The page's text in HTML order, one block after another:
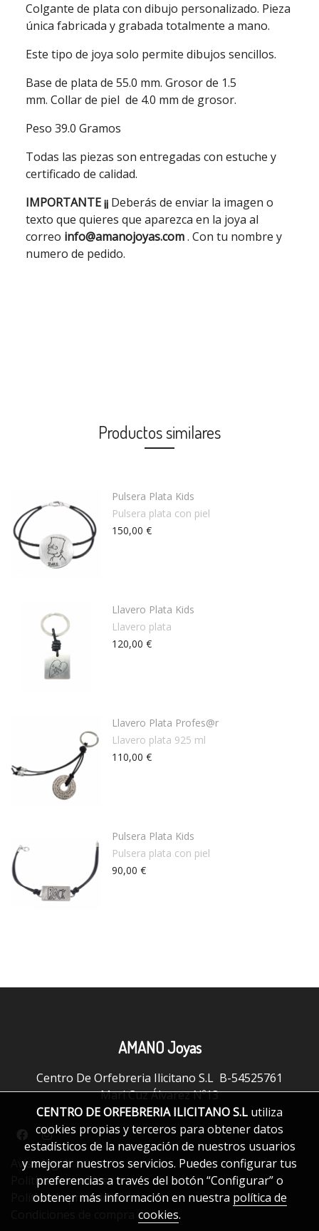
Colgante de plata con dibujo personalizado. Pieza
única fabricada y grabada totalmente a mano.
Este tipo de joya solo permite dibujos sencillos.
Base de plata de 55.0 mm. Grosor de 1.5
mm. Collar de piel de 4.0 mm de grosor.
Peso 39.0 Gramos
Todas las piezas son entregadas con estuche y
certificado de calidad.
IMPORTANTE ¡¡Deberás de enviar la imagen o
texto que quieres que aparezca en la joya al
correo info@amanojoyas.com. Con tu nombre y
numero de pedido.
Productos similares
Pulsera Plata Kids
Pulsera plata con piel
150,00 €
Llavero Plata Kids
Llavero plata
120,00 €
Llavero Plata Profes@r
Llavero plata 925 ml
110,00 €
Pulsera Plata Kids
Pulsera plata con piel
90,00 €
AMANO Joyas
Centro De Orfebreria Ilicitano S.L B-54525761
Mari Cuz Álvarez Nº13
Aviso legal
Política de cookies
Política de privacidad
CENTRO DE ORFEBRERIA ILICITANO S.L utiliza
cookies propias y terceros para obtener datos
estadísticos de la navegación de nuestros usuarios
y mejorar nuestros servicios. Puedes configurar tus
preferencias a través del botón “Configurar” o
obtener más información en nuestra política de
cookies.